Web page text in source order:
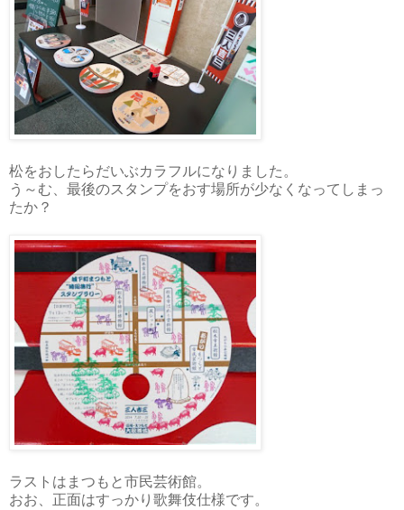
松をおしたらだいぶカラフルになりました。
う～む、最後のスタンプをおす場所が少なくなってしまっ
たか？
ラストはまつもと市民芸術館。
おお、正面はすっかり歌舞伎仕様です。